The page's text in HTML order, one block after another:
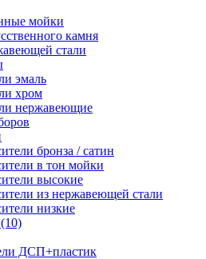
мойки
камня
стали
эмаль
хром
нержавеющие
бронза / сатин
в тон мойки
высокие
из нержавеющей стали
низкие
ДСП+пластик